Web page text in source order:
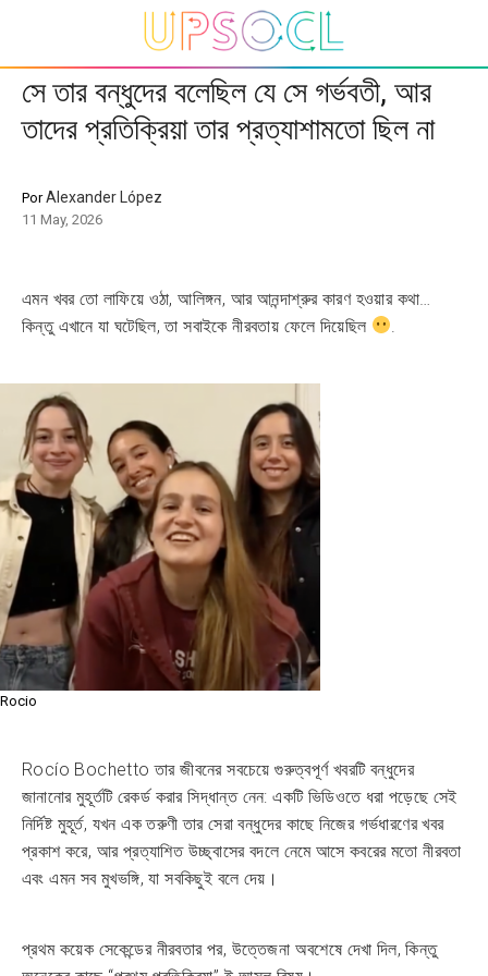
সে তার বন্ধুদের বলেছিল যে সে গর্ভবতী, আর
তাদের প্রতিক্রিয়া তার প্রত্যাশামতো ছিল না
PorAlexander López
11 May, 2026
এমন খবর তো লাফিয়ে ওঠা, আলিঙ্গন, আর আনন্দাশ্রুর কারণ হওয়ার কথা…
কিন্তু এখানে যা ঘটেছিল, তা সবাইকে নীরবতায় ফেলে দিয়েছিল
Rocio
Rocío Bochetto তার জীবনের সবচেয়ে গুরুত্বপূর্ণ খবরটি বন্ধুদের
জানানোর মুহূর্তটি রেকর্ড করার সিদ্ধান্ত নেন: একটি ভিডিওতে ধরা পড়েছে সেই
নির্দিষ্ট মুহূর্ত, যখন এক তরুণী তার সেরা বন্ধুদের কাছে নিজের গর্ভধারণের খবর
প্রকাশ করে, আর প্রত্যাশিত উচ্ছ্বাসের বদলে নেমে আসে কবরের মতো নীরবতা
এবং এমন সব মুখভঙ্গি, যা সবকিছুই বলে দেয়।
প্রথম কয়েক সেকেন্ডের নীরবতার পর, উত্তেজনা অবশেষে দেখা দিল, কিন্তু